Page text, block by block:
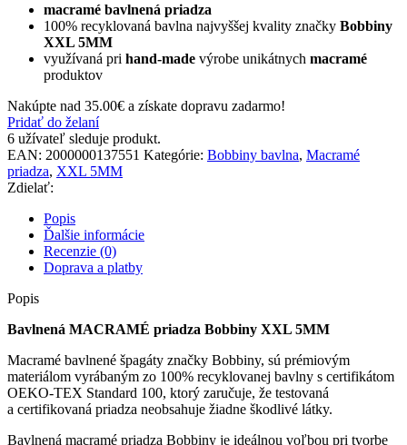
macramé bavlnená priadza
100% recyklovaná bavlna najvyššej kvality značky Bobbiny
XXL 5MM
využívaná pri hand-made výrobe unikátnych macramé
produktov
Nakúpte nad 35.00€ a získate dopravu zadarmo!
Pridať do želaní
6 užívateľ sleduje produkt.
EAN: 2000000137551 Kategórie: Bobbiny bavlna, Macramé
priadza, XXL 5MM
Zdielať:
Popis
Ďalšie informácie
Recenzie (0)
Doprava a platby
Popis
Bavlnená MACRAMÉ priadza Bobbiny XXL 5MM
Macramé bavlnené špagáty značky Bobbiny, sú prémiovým
materiálom vyrábaným zo 100% recyklovanej bavlny s certifikátom
OEKO-TEX Standard 100, ktorý zaručuje, že testovaná
a certifikovaná priadza neobsahuje žiadne škodlivé látky.
Bavlnená macramé priadza Bobbiny je ideálnou voľbou pri tvorbe